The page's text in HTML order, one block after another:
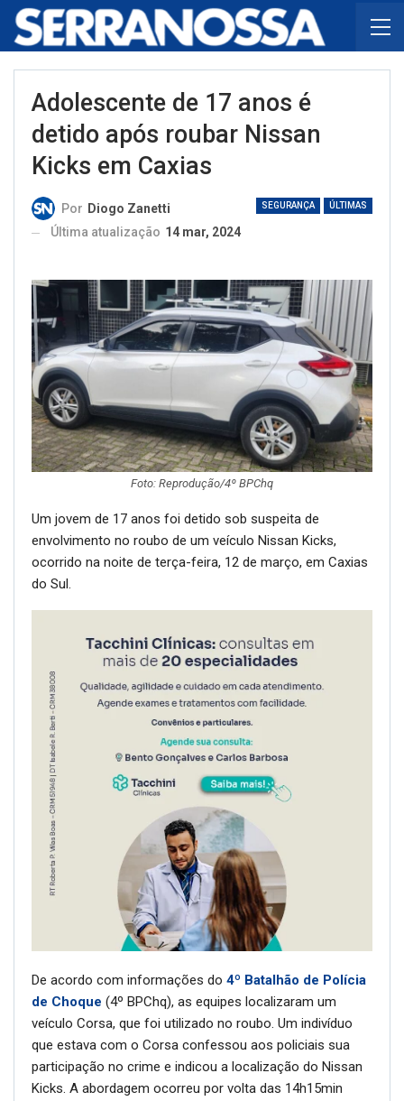
Adolescente de 17 anos é
detido após roubar Nissan
Kicks em Caxias
SEGURANÇA ÚLTIMAS
Por Diogo Zanetti
Última atualização 14 mar, 2024
Foto: Reprodução/4º BPChq
Um jovem de 17 anos foi detido sob suspeita de
envolvimento no roubo de um veículo Nissan Kicks,
ocorrido na noite de terça-feira, 12 de março, em Caxias
do Sul.
De acordo com informações do 4º Batalhão de Polícia
de Choque (4º BPChq), as equipes localizaram um
veículo Corsa, que foi utilizado no roubo. Um indivíduo
que estava com o Corsa confessou aos policiais sua
participação no crime e indicou a localização do Nissan
Kicks. A abordagem ocorreu por volta das 14h15min